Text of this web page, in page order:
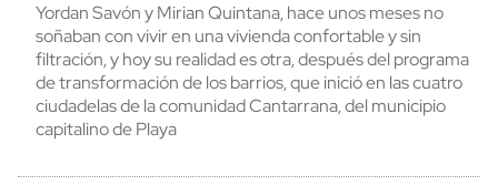
Yordan Savón y Mirian Quintana, hace unos meses no
soñaban con vivir en una vivienda confortable y sin
filtración, y hoy su realidad es otra, después del programa
de transformación de los barrios, que inició en las cuatro
ciudadelas de la comunidad Cantarrana, del municipio
capitalino de Playa